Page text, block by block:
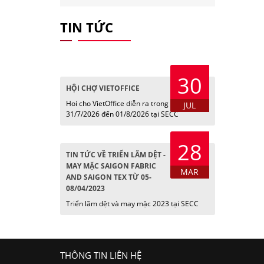
TIN TỨC
30
JUL
HỘI CHỢ VIETOFFICE
Hoi cho VietOffice diễn ra trong các ngày
31/7/2026 đến 01/8/2026 tại SECC
28
MAR
TIN TỨC VỀ TRIỂN LÃM DỆT -
MAY MẶC SAIGON FABRIC
AND SAIGON TEX TỪ 05-
08/04/2023
Triển lãm dệt và may mặc 2023 tại SECC
THÔNG TIN LIÊN HỆ